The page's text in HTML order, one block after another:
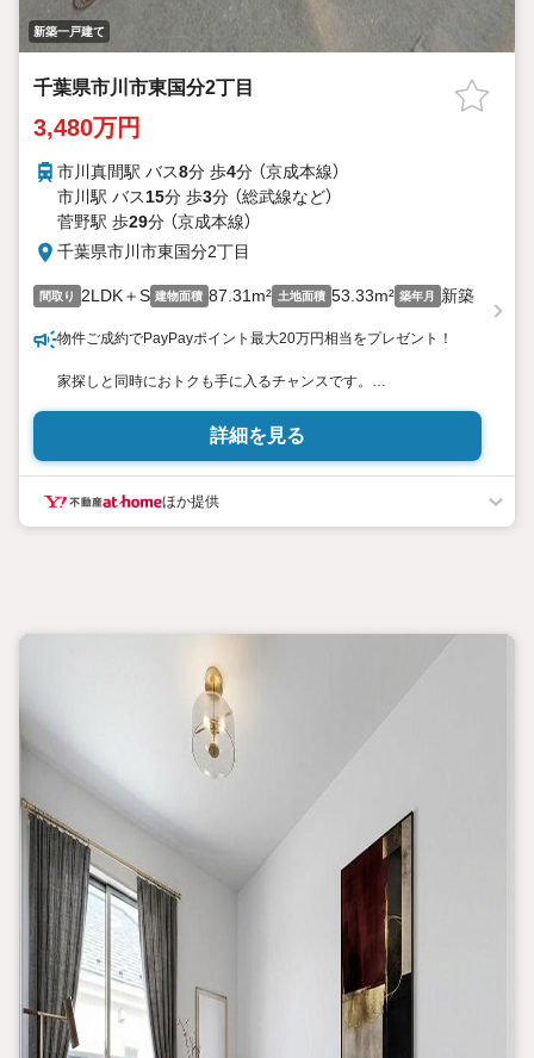
新築一戸建て
千葉県市川市東国分2丁目
3,480万円
市川真間駅 バス8分 歩4分 （京成本線）
市川駅 バス15分 歩3分 （総武線など）
菅野駅 歩29分 （京成本線）
千葉県市川市東国分2丁目
間取り 2LDK＋S 建物面積 87.31m² 土地面積 53.33m² 築年月 新築
物件ご成約でPayPayポイント最大20万円相当をプレゼント！
家探しと同時におトクも手に入るチャンスです。
※詳しい条件は説明ページをご確認ください。
『本日ご案内OK』送迎無料！
テレビで紹介された『やどかリッチ』使えます！
頭金0円でもOK！（諸経費含む）
「どこの銀行がいいの？疾病ってなに？ローン組めるかな？」
わからないことが多い家探しを丁寧にご説明致します！
物件の探し方、ローンの組み方、知らないと損する税金のこと等
トータルでサポート致します！
詳細を見る
ほか提供